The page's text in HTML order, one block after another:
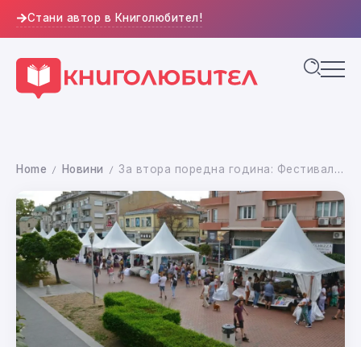
Стани автор в Книголюбител!
Home / Новини / За втора поредна година: Фестивалът „Море от книги“ събира читатели във Варна